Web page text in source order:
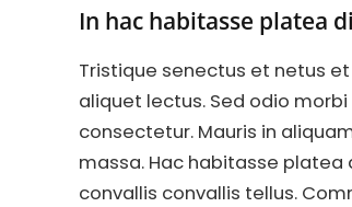
In hac habitasse platea
Tristique senectus et netus
aliquet lectus. Sed odio
consectetur. Mauris in
massa. Hac habitasse platea
convallis convallis tellus.